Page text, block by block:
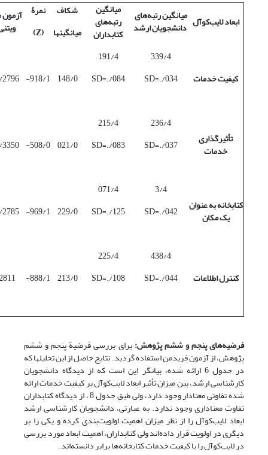
ابعاد لایب‌کوآل میانگین رتبه‌های
دانشجویان ارشد
میانگین
رتبه‌های
کتابداران
شکاف
میانگینها
نمرۀ
(
Z
)
کیفیت خدمات
339/4
SD=./034
191/4
SD=./084
148/0
918/1-
تأثیرگذاری
خدمات
236/4
SD=./037
215/4
SD=./083
021/0
508/0-
کتابخانه به عنوان
یک مکان
3/4
SD=./042
071/4
SD=./125
229/0
969/1-
کنترل اطلاعات
438/4
SD=./044
225/4
SD=./108
213/0
888/1-
فرضیه‌های پنجم و ششم پژوهش:برای بررسی فرضیة پنجم و ششم
پژوهش، از آزمون فریدمن استفاده گردید. نتایج حاصل از این تحلیلها که
در جدول 6 ارائه شده، بیانگر این است که از دیدگاه دانشجویان
کارشناسی ارشد، بین میزان تأثیر ابعاد لایب‌کوآل بر کیفیت خدمات ارائه
شده تفاوتی معنادار وجود دارد، ولی طبق جدول 8 ، از دیدگاه کتابداران
تفاوت معناداری وجود ندارد. به عبارتی، دانشجویان کارشناسی ارشد
ابعاد لایب‌کوآل را از نظر میزان اهمیت اولویت‌بندی کرده‌ و یکی را بر
دیگری در اولویت قرار داده‌اند ولی کتابداران، اهمیت ابعاد مورد بررسی
در لایب‌کوآل را با کیفیت خدمات کتابخانه‌ها برابر دانسته‌اند.